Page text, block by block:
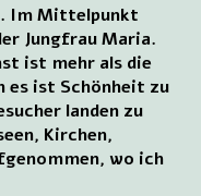
Im Mittelpunkt
Jungfrau Maria.
ist mehr als die
es ist Schönheit zu
landen zu
Kirchen,
wo ich